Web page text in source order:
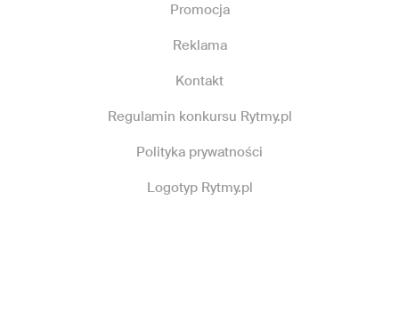
Promocja
Reklama
Kontakt
Regulamin konkursu Rytmy.pl
Polityka prywatności
Logotyp Rytmy.pl